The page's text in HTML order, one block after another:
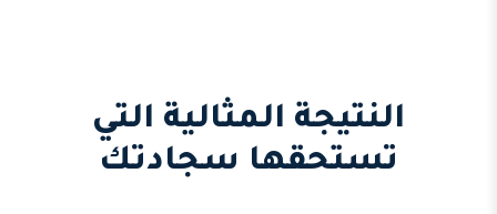
النتيجة المثالية التي
تستحقها سجادتك